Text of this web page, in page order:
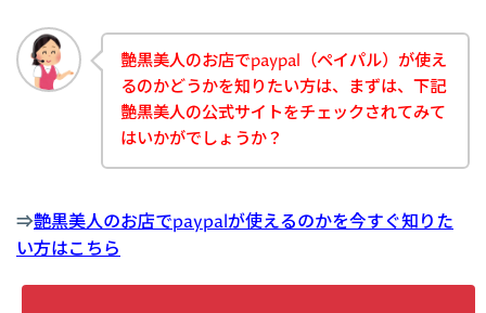
艶黒美人のお店でpaypal（ペイパル）が使え
るのかどうかを知りたい方は、まずは、下記
艶黒美人の公式サイトをチェックされてみて
はいかがでしょうか？
⇒艶黒美人のお店でpaypalが使えるのかを今すぐ知りた
い方はこちら